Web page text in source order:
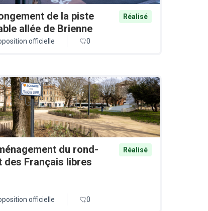
de la piste
allée de Brienne
Réalisé
officielle 0
du rond-
des Français libres
Réalisé
officielle 0